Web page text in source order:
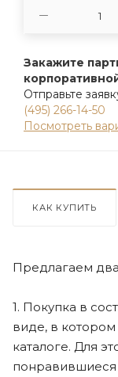
Закажите
Отправьте
(495) 266-14-50
Посмотреть
КАК КУПИТЬ
Предлагаем
1. Покупка в
виде, в
каталоге. Для
понравившиеся